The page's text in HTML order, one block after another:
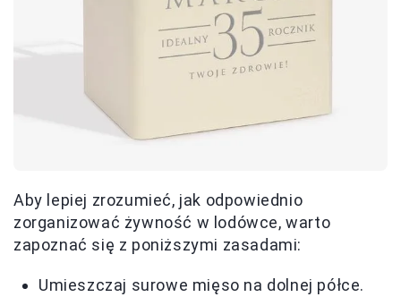
Aby lepiej zrozumieć, jak odpowiednio
zorganizować żywność w lodówce, warto
zapoznać się z poniższymi zasadami:
Umieszczaj surowe mięso na dolnej półce.